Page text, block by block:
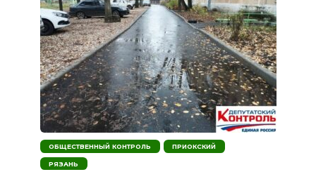
ОБЩЕСТВЕННЫЙ КОНТРОЛЬ ПРИОКСКИЙ
РЯЗАНЬ